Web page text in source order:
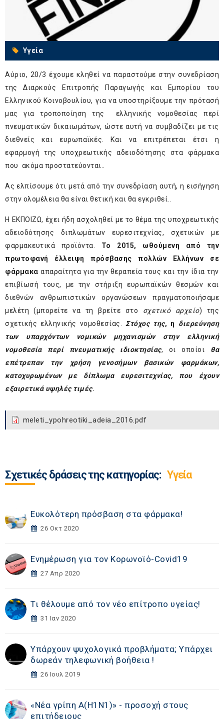
Υγεία
Αύριο, 20/3 έχουμε κληθεί να παραστούμε στην συνεδρίαση
της Διαρκούς Επιτροπής Παραγωγής και Εμπορίου του
Ελληνικού Κοινοβουλίου, για να υποστηρίξουμε την πρότασή
μας για τροποποίηση της ελληνικής νομοθεσίας περί
πνευματικών δικαιωμάτων, ώστε αυτή να συμβαδίζει με τις
διεθνείς και ευρωπαϊκές. Και να επιτρέπεται έτσι η
εφαρμογή της υποχρεωτικής αδειοδότησης στα φάρμακα
που ακόμα προστατεύονται..
Ας ελπίσουμε ότι μετά από την συνεδρίαση αυτή, η εισήγηση
στην ολομέλεια θα είναι θετική και θα εγκριθεί..
Η ΕΚΠΟΙΖΩ, έχει ήδη ασχοληθεί με το θέμα της υποχρεωτικής
αδειοδότησης διπλωμάτων ευρεσιτεχνίας, σχετικών με
φαρμακευτικά προϊόντα. Το 2015, ωθούμενη από την
πρωτοφανή έλλειψη πρόσβασης πολλών Ελλήνων σε
φάρμακα απαραίτητα για την θεραπεία τους και την ίδια την
επιβίωσή τους, με την στήριξη ευρωπαϊκών θεσμών και
διεθνών ανθρωπιστικών οργανώσεων πραγματοποιήσαμε
μελέτη (μπορείτε να τη βρείτε στο σχετικό αρχείο) της
σχετικής ελληνικής νομοθεσίας.Στόχος της, η διερεύνηση
των υπαρχόντων νομικών μηχανισμών στην ελληνική
νομοθεσία περί πνευματικής ιδιοκτησίας, οι οποίοι θα
επέτρεπαν την χρήση γενοσήμων βασικών φαρμάκων,
κατοχυρωμένων με δίπλωμα ευρεσιτεχνίας, που έχουν
εξαιρετικά υψηλές τιμές.
meleti_ypohreotiki_adeia_2016.pdf
Σχετικές δράσεις της κατηγορίας: Υγεία
Ευκολότερη πρόσβαση στα φάρμακα!
26 Οκτ 2020
Ενημέρωση για τον Κορωνοϊό-Covid19
27 Απρ 2020
Τι θέλουμε από τον νέο επίτροπο υγείας!
31 Ιαν 2020
Υπάρχουν ψυχολογικά προβλήματα; Υπάρχει
δωρεάν τηλεφωνική βοήθεια !
26 Ιουλ 2019
«Νέα γρίπη Α(Η1Ν1)» - προσοχή στους
επιτήδειους